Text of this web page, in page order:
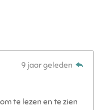
9 jaar geleden
te lezen en te zien